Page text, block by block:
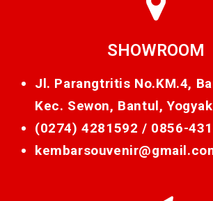
SHOWROOM
Jl. Parangtritis No.KM.4,
Kec. Sewon, Bantul,
(0274) 4281592 / 0856-